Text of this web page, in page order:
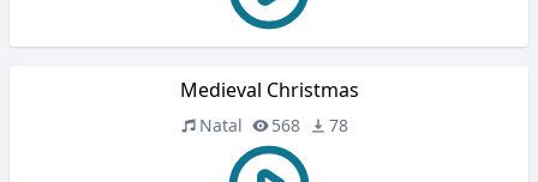
Medieval Christmas
Natal 568 78